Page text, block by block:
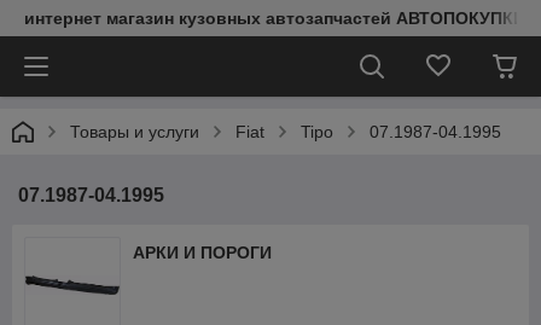
интернет магазин кузовных автозапчастей АВТОПОКУПКИ
Товары и услуги Fiat Tipo 07.1987-04.1995
07.1987-04.1995
АРКИ И ПОРОГИ